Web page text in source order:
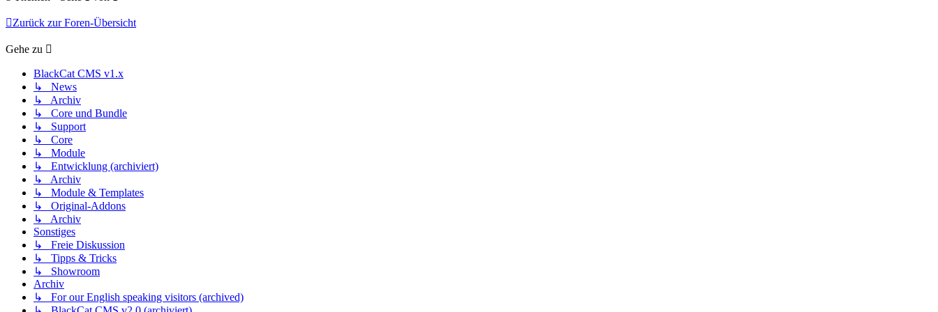
Zurück zur Foren-Übersicht
Gehe zu
BlackCat CMS v1.x
↳ News
↳ Archiv
↳ Core und Bundle
↳ Support
↳ Core
↳ Module
↳ Entwicklung (archiviert)
↳ Archiv
↳ Module & Templates
↳ Original-Addons
↳ Archiv
Sonstiges
↳ Freie Diskussion
↳ Tipps & Tricks
↳ Showroom
Archiv
↳ For our English speaking visitors (archived)